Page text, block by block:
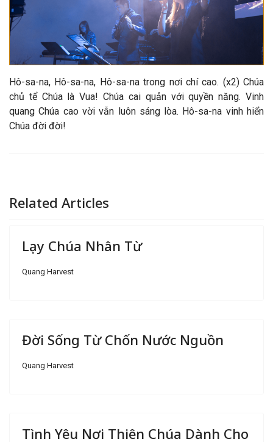
Hô-sa-na, Hô-sa-na, Hô-sa-na trong nơi chí cao. (x2) Chúa
chủ tể Chúa là Vua! Chúa cai quản với quyền năng. Vinh
quang Chúa cao vời vẫn luôn sáng lòa. Hô-sa-na vinh hiển
Chúa đời đời!
Related Articles
Lạy Chúa Nhân Từ
Quang Harvest
Đời Sống Từ Chốn Nước Nguồn
Quang Harvest
Tình Yêu Nơi Thiên Chúa Dành Cho